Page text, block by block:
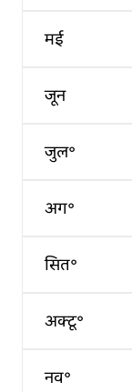
मई
जून
जुल॰
अग॰
सित॰
अक्टू॰
नव॰